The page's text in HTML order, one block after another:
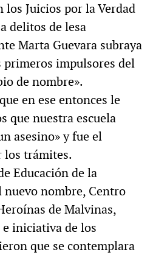
Juicios por la Verdad
delitos de lesa
Marta Guevara subraya
primeros impulsores del
de nombre».
en ese entonces le
que nuestra escuela
asesino» y fue el
los trámites.
Educación de la
nombre, Centro
de Malvinas,
iniciativa de los
que se contemplara